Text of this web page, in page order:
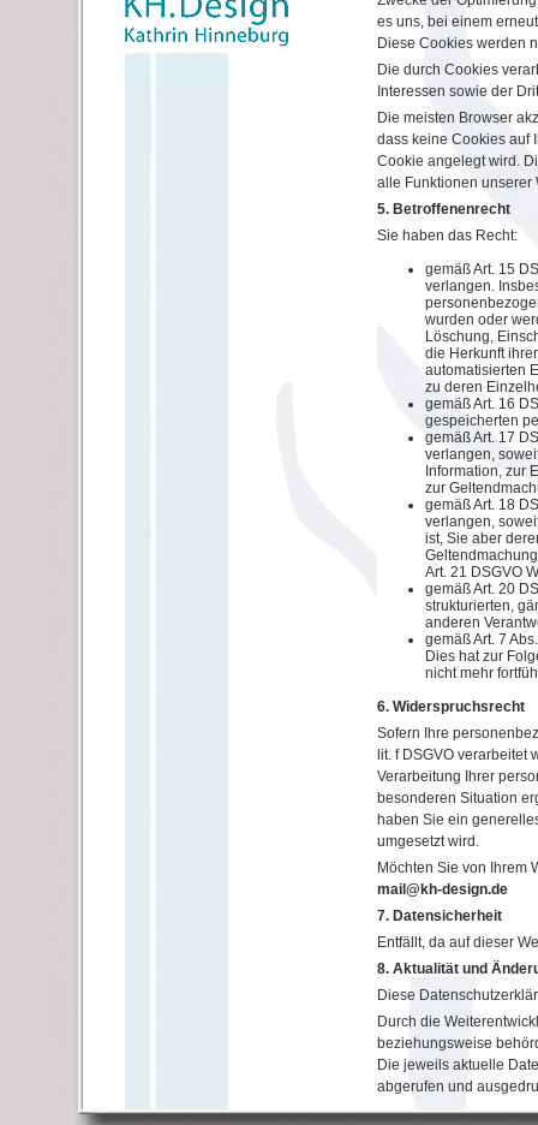
es uns, bei einem
Diese Cookies werden
Die durch Cookies
Interessen sowie der
Die meisten Browser
dass keine Cookies auf
Cookie angelegt wird.
alle Funktionen unserer
5. Betroffenenrecht
Sie haben das Recht:
gemäß Art. 15
verlangen.
wurden oder
Löschung,
die Herkunft
automatisierten
zu deren
gemäß Art. 16
gespeicherten
gemäß Art. 17
verlangen,
Information, zur
zur
gemäß Art. 18
verlangen,
ist, Sie aber
Art. 21 DSGVO
gemäß Art. 20
strukturierten,
anderen
gemäß Art. 7
Dies hat zur
nicht mehr
6. Widerspruchsrecht
Sofern Ihre
lit. f DSGVO verarbeitet
Verarbeitung Ihrer
besonderen Situation
haben Sie ein
umgesetzt wird.
Möchten Sie von Ihrem
mail@kh-design.de
7. Datensicherheit
Entfällt, da auf dieser
8. Aktualität und
Diese
Durch die
beziehungsweise
Die jeweils aktuelle
abgerufen und